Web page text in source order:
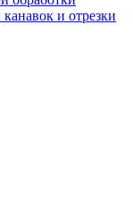
и отрезки